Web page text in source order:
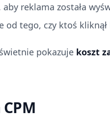
aby reklama została
od tego, czy ktoś kliknął
pokazuje koszt